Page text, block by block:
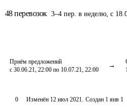
48 перевозок 3–4 пер. в неделю, с
Приём предложений
с 30.06.21, 22:00 по 10.07.21, 22:00
0 Изменён 12 июл 2021. Создан 1 янв 1